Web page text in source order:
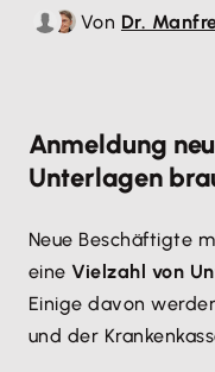
Von Dr.
Anmeldung
Unterlagen
Neue Beschäftigte
eine Vielzahl von
Einige davon
und der